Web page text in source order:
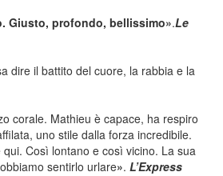
Giusto, profondo, bellissimo».Le
dire il battito del cuore, la rabbia e la
corale. Mathieu è capace, ha respiro
uno stile dalla forza incredibile.
qui. Così lontano e così vicino. La sua
sentirlo urlare». L’Express